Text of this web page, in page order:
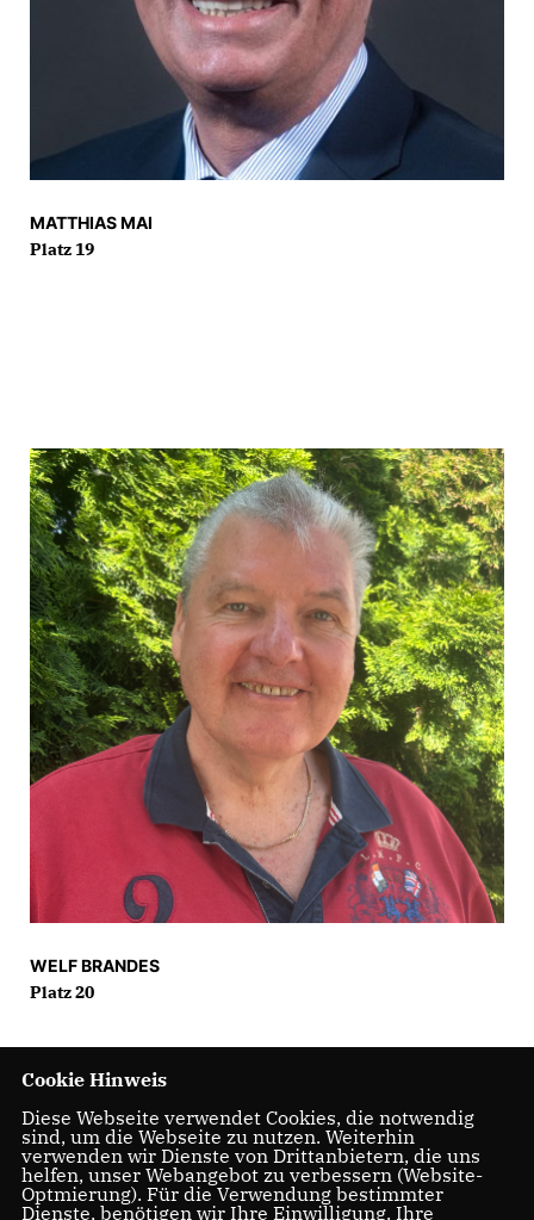
MATTHIAS MAI
Platz 19
WELF BRANDES
Platz 20
Cookie Hinweis
Diese Webseite verwendet Cookies, die notwendig
sind, um die Webseite zu nutzen. Weiterhin
verwenden wir Dienste von Drittanbietern, die uns
helfen, unser Webangebot zu verbessern (Website-
Optmierung). Für die Verwendung bestimmter
Dienste, benötigen wir Ihre Einwilligung. Ihre